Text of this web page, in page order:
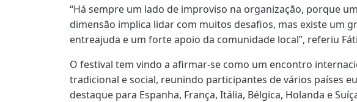
“Há sempre um lado de improviso na organização, porque
dimensão implica lidar com muitos desafios, mas existe um
entreajuda e um forte apoio da comunidade local”, referiu
O festival tem vindo a afirmar-se como um encontro
tradicional e social, reunindo participantes de vários países
destaque para Espanha, França, Itália, Bélgica, Holanda e